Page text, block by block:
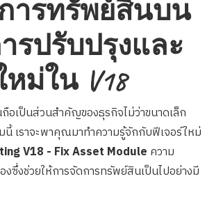
ารทรัพย์สินบน
ารปรับปรุงและ
ม่ใน V18
อเป็นส่วนสำคัญของธุรกิจไม่ว่าขนาดเล็ก
เราจะพาคุณมาทำความรู้จักกับฟีเจอร์ใหม่
V18 - Fix Asset Module ความ
ซึ่งช่วยให้การจัดการทรัพย์สินเป็นไปอย่างมี